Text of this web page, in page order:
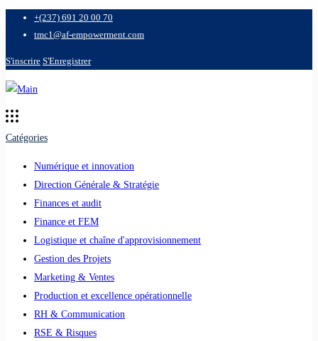
+(237) 691 20 00 70
tmc1@af-empowerment.com
S'inscrire S'Enregistrer
Catégories
Numérique et innovation
Direction Générale & Stratégie
Finances et audit
Finance et FEM
Logistique et chaîne d'approvisionnement
Gestion des Projets
Marketing & Ventes
Production et excellence opérationnelle
RH & Communication
RSE & Risques